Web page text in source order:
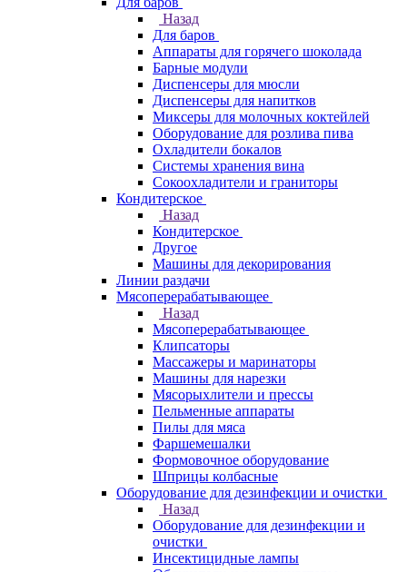
Назад
Для баров
Аппараты для горячего шоколада
Барные модули
Диспенсеры для мюсли
Диспенсеры для напитков
Миксеры для молочных коктейлей
Оборудование для розлива пива
Охладители бокалов
Системы хранения вина
Сокоохладители и граниторы
Кондитерское
Назад
Кондитерское
Другое
Машины для декорирования
Линии раздачи
Мясоперерабатывающее
Назад
Мясоперерабатывающее
Клипсаторы
Массажеры и маринаторы
Машины для нарезки
Мясорыхлители и прессы
Пельменные аппараты
Пилы для мяса
Фаршемешалки
Формовочное оборудование
Шприцы колбасные
Оборудование для дезинфекции и очистки
Назад
Оборудование для дезинфекции и
очистки
Инсектицидные лампы